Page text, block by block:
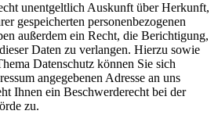
unentgeltlich Auskunft über Herkunft,
gespeicherten personenbezogenen
außerdem ein Recht, die Berichtigung,
Daten zu verlangen. Hierzu sowie
Datenschutz können Sie sich
angegebenen Adresse an uns
Ihnen ein Beschwerderecht bei der
zu.